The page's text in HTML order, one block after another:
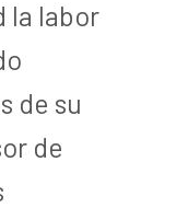
la labor
de su
de